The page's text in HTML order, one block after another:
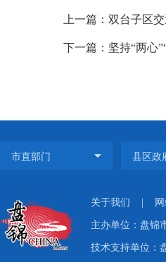
上一篇：双台子区
下一篇：坚持“两心
关于我们
主办单位：盘
技术支持单位：